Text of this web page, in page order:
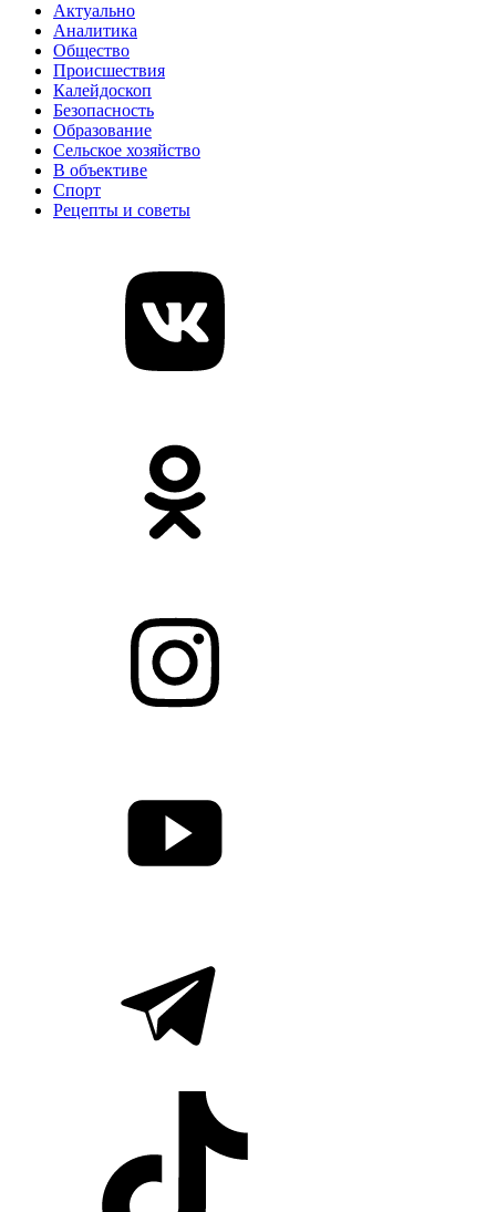
Актуально
Аналитика
Общество
Происшествия
Калейдоскоп
Безопасность
Образование
Сельское хозяйство
В объективе
Спорт
Рецепты и советы